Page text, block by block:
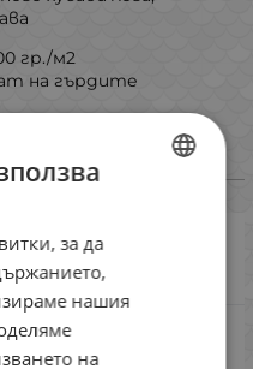
гр./м2
на гърдите
Shirt XL
за да
нашия
на